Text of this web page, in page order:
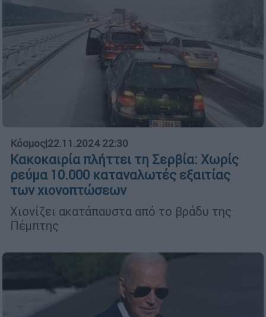
Κόσμος|22.11.2024 22:30
Κακοκαιρία πλήττει τη Σερβία: Χωρίς
ρεύμα 10.000 καταναλωτές εξαιτίας
των χιονοπτώσεων
Χιονίζει ακατάπαυστα από το βράδυ της
Πέμπτης